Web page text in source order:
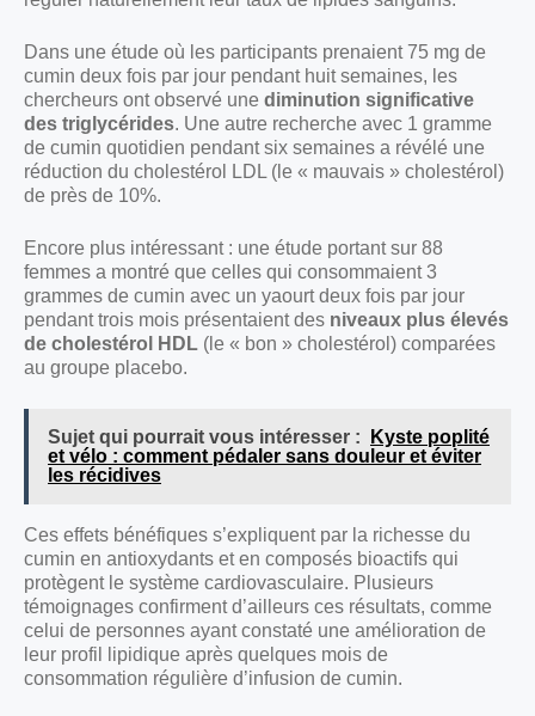
Dans une étude où les participants prenaient 75 mg de
cumin deux fois par jour pendant huit semaines, les
chercheurs ont observé une diminution significative
des triglycérides. Une autre recherche avec 1 gramme
de cumin quotidien pendant six semaines a révélé une
réduction du cholestérol LDL (le « mauvais » cholestérol)
de près de 10%.
Encore plus intéressant : une étude portant sur 88
femmes a montré que celles qui consommaient 3
grammes de cumin avec un yaourt deux fois par jour
pendant trois mois présentaient des niveaux plus élevés
de cholestérol HDL (le « bon » cholestérol) comparées
au groupe placebo.
Sujet qui pourrait vous intéresser :
Kyste poplité
et vélo : comment pédaler sans douleur et éviter
les récidives
Ces effets bénéfiques s’expliquent par la richesse du
cumin en antioxydants et en composés bioactifs qui
protègent le système cardiovasculaire. Plusieurs
témoignages confirment d’ailleurs ces résultats, comme
celui de personnes ayant constaté une amélioration de
leur profil lipidique après quelques mois de
consommation régulière d’infusion de cumin.